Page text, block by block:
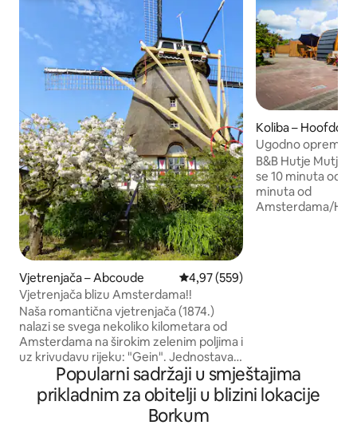
Vjetrenjača – Abcoude Prosječna ocjena: 4,97/5,
4,97 (559)
Vjetrenjača blizu Amsterdama!!
Naša romantična vjetrenjača (1874.)
nalazi se svega nekoliko kilometara od
Amsterdama na širokim zelenim poljima i
uz krivudavu rijeku: "Gein". Jednostavan
pristup A 'damu automobilom, vlakom ili
biciklom. Imate cijelu vjetrenjaču samo
za sebe. Tri kata, 3 spavaće sobe s
bračnim krevetima: lako spava 6, kuhinja,
Koliba –
Ugodno
B&B Hutje Mutje
se 10 minuta od
minuta od
Amsterdama/
besplatno
Popularni sadržaji u smještajima
prikladnim za obitelji u blizini lokacije
Borkum